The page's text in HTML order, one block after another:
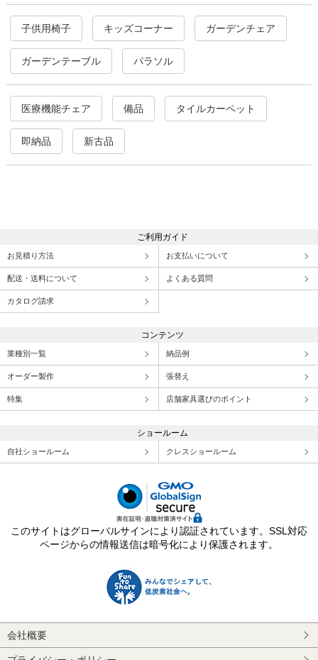
子供用椅子 キッズコーナー ガーデンチェア
ガーデンテーブル パラソル
医療機能チェア 備品 タイルカーペット
即納品 新古品
ご利用ガイド
お見積り方法 お支払いについて
配送・送料について よくある質問
カタログ請求
コンテンツ
業種別一覧 納品例
オーダー製作 張替え
特集 店舗家具選びのポイント
ショールーム
自社ショールーム クレスショールーム
このサイトはグローバルサインにより認証されています。SSL対応
ページからの情報送信は暗号化により保護されます。
会社概要